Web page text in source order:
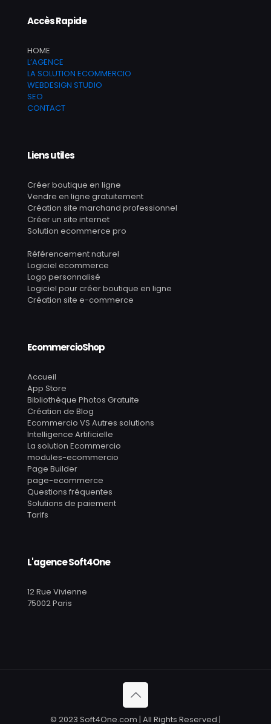
Accès Rapide
HOME
L’AGENCE
LA SOLUTION ECOMMERCIO
WEBDESIGN STUDIO
SEO
CONTACT
Liens utiles
Créer boutique en ligne
Vendre en ligne gratuitement
Création site marchand professionnel
Créer un site internet
Solution ecommerce pro
Référencement naturel
Logiciel ecommerce
Logo personnalisé
Logiciel pour créer boutique en ligne
Création site e-commerce
EcommercioShop
Accueil
App Store
Bibliothèque Photos Gratuite
Création de Blog
Ecommercio VS Autres solutions
Intelligence Artificielle
La solution Ecommercio
modules-ecommercio
Page Builder
page-ecommerce
Questions fréquentes
Solutions de paiement
Tarifs
L'agence Soft4One
12 Rue Vivienne
75002 Paris
© 2023 Soft4One.com | All Rights Reserved |